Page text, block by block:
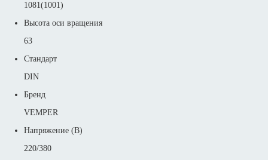
1081(1001)
Высота оси вращения
63
Стандарт
DIN
Бренд
VEMPER
Напряжение (В)
220/380